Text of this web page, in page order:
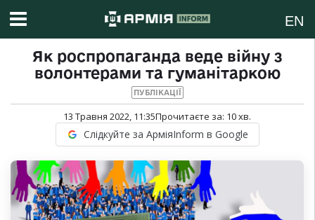
EN
Як роспропаганда веде війну з
волонтерами та гуманітаркою
ПУБЛІКАЦІЇ
13 Травня 2022, 11:35Прочитаєте за: 10хв.
Слідкуйте за АрміяInform в Google